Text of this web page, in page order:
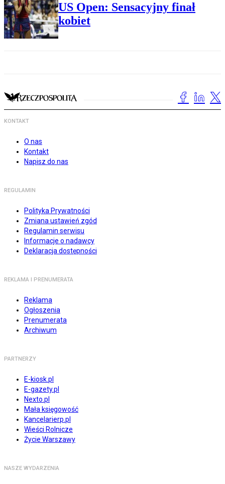
US Open: Sensacyjny finał
kobiet
KONTAKT
O nas
Kontakt
Napisz do nas
REGULAMIN
Polityka Prywatności
Zmiana ustawień zgód
Regulamin serwisu
Informacje o nadawcy
Deklaracja dostępności
REKLAMA I PRENUMERATA
Reklama
Ogłoszenia
Prenumerata
Archiwum
PARTNERZY
E-kiosk.pl
E-gazety.pl
Nexto.pl
Mała księgowość
Kancelarierp.pl
Wieści Rolnicze
Życie Warszawy
NASZE WYDARZENIA